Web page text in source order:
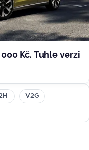
Kč. Tuhle verzi
V2G